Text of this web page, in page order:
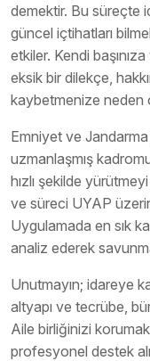
demektir. Bu süreçte
güncel içtihatları
etkiler. Kendi
eksik bir dilekçe,
kaybetmenize neden
Emniyet ve
uzmanlaşmış
hızlı şekilde
ve süreci UYAP
Uygulamada en sık
analiz ederek
Unutmayın; idareye
altyapı ve tecrübe,
Aile birliğinizi
profesyonel destek